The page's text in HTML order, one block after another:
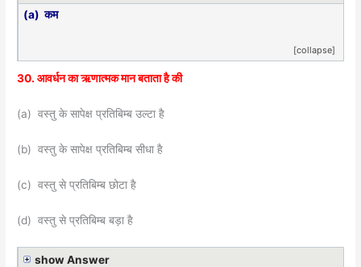
(a) कम
[collapse]
30. आवर्धन का ऋणात्मक मान बताता है की
(a) वस्तु के सापेक्ष प्रतिबिम्ब उल्टा है
(b) वस्तु के सापेक्ष प्रतिबिम्ब सीधा है
(c) वस्तु से प्रतिबिम्ब छोटा है
(d) वस्तु से प्रतिबिम्ब बड़ा है
show Answer